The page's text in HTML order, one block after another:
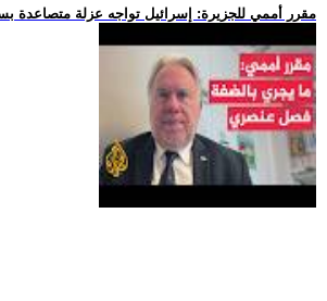
.. مقرر أممي للجزيرة: إسرائيل تواجه عزلة متصاعدة